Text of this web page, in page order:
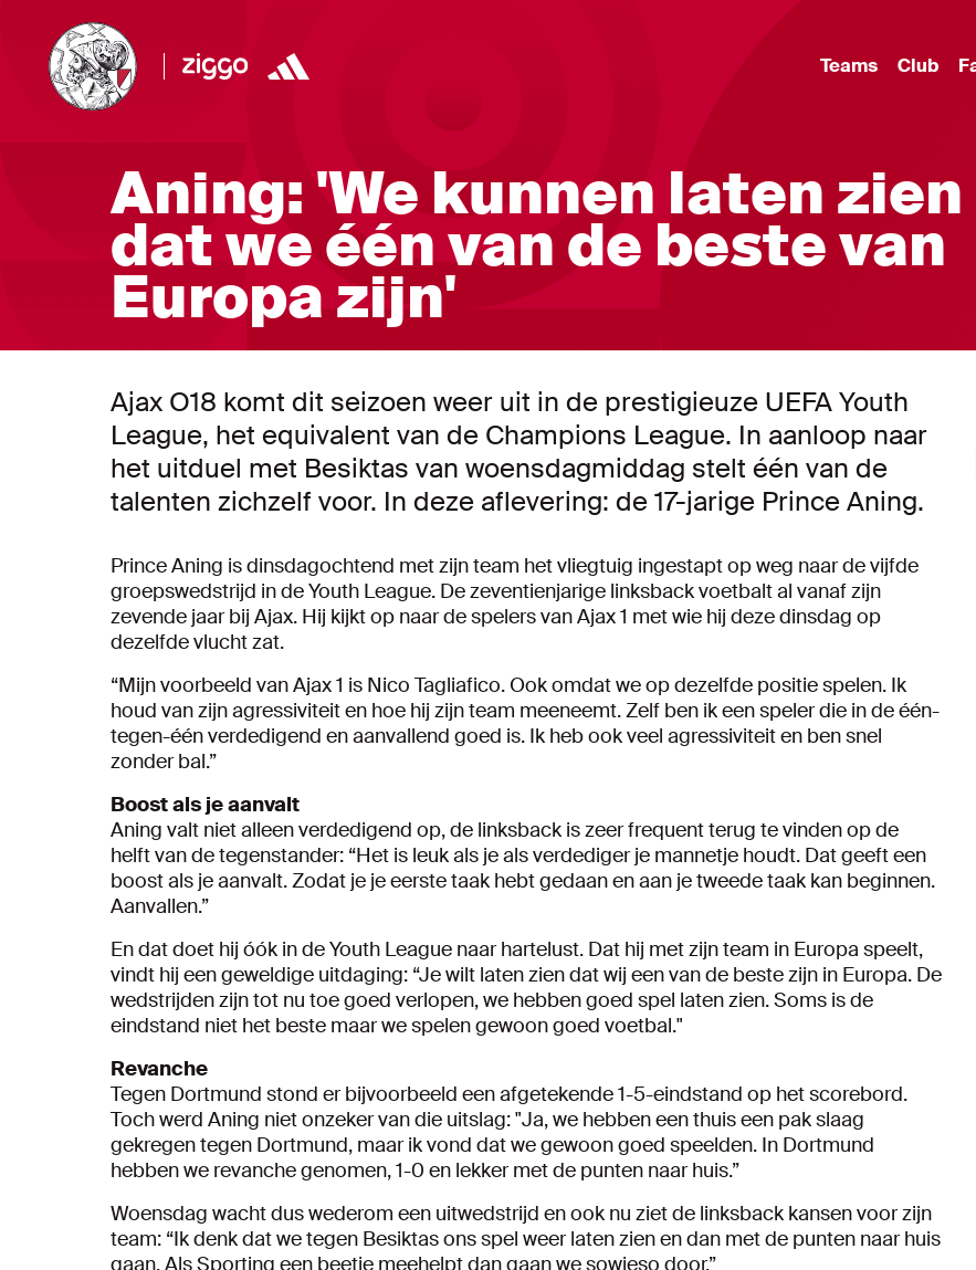
Teams Club
Aning: 'We kunnen laten zien
dat we één van de beste van
Europa zijn'
Ajax O18 komt dit seizoen weer uit in de prestigieuze UEFA Youth
League, het equivalent van de Champions League. In aanloop naar
het uitduel met Besiktas van woensdagmiddag stelt één van de
talenten zichzelf voor. In deze aflevering: de 17-jarige Prince Aning.
Prince Aning is dinsdagochtend met zijn team het vliegtuig ingestapt op weg naar de vijfde
groepswedstrijd in de Youth League. De zeventienjarige linksback voetbalt al vanaf zijn
zevende jaar bij Ajax. Hij kijkt op naar de spelers van Ajax 1 met wie hij deze dinsdag op
dezelfde vlucht zat.
“Mijn voorbeeld van Ajax 1 is Nico Tagliafico. Ook omdat we op dezelfde positie spelen. Ik
houd van zijn agressiviteit en hoe hij zijn team meeneemt. Zelf ben ik een speler die in de één-
tegen-één verdedigend en aanvallend goed is. Ik heb ook veel agressiviteit en ben snel
zonder bal.”
Boost als je aanvalt
Aning valt niet alleen verdedigend op, de linksback is zeer frequent terug te vinden op de
helft van de tegenstander: “Het is leuk als je als verdediger je mannetje houdt. Dat geeft een
boost als je aanvalt. Zodat je je eerste taak hebt gedaan en aan je tweede taak kan beginnen.
Aanvallen.”
En dat doet hij óók in de Youth League naar hartelust. Dat hij met zijn team in Europa speelt,
vindt hij een geweldige uitdaging: “Je wilt laten zien dat wij een van de beste zijn in Europa. De
wedstrijden zijn tot nu toe goed verlopen, we hebben goed spel laten zien. Soms is de
eindstand niet het beste maar we spelen gewoon goed voetbal."
Revanche
Tegen Dortmund stond er bijvoorbeeld een afgetekende 1-5-eindstand op het scorebord.
Toch werd Aning niet onzeker van die uitslag: "Ja, we hebben een thuis een pak slaag
gekregen tegen Dortmund, maar ik vond dat we gewoon goed speelden. In Dortmund
hebben we revanche genomen, 1-0 en lekker met de punten naar huis.”
Woensdag wacht dus wederom een uitwedstrijd en ook nu ziet de linksback kansen voor zijn
team: “Ik denk dat we tegen Besiktas ons spel weer laten zien en dan met de punten naar huis
gaan. Als Sporting een beetje meehelpt dan gaan we sowieso door.”